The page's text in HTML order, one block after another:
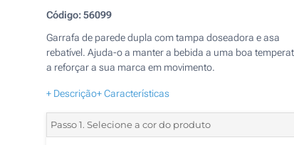
Código:56099
Garrafa de parede dupla com tampa doseadora e asa
rebatível. Ajuda-o a manter a bebida a uma boa
a reforçar a sua marca em movimento.
+ Descrição+ Características
Passo 1. Selecione a cor do produto